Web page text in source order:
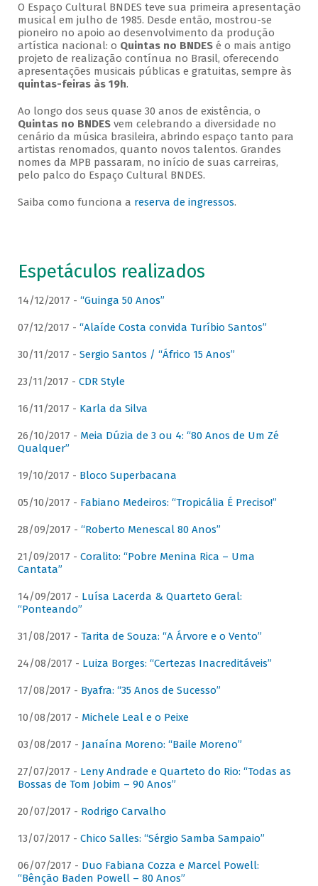
O Espaço Cultural BNDES teve sua primeira apresentação
musical em julho de 1985. Desde então, mostrou-se
pioneiro no apoio ao desenvolvimento da produção
artística nacional: o Quintas no BNDESé o mais antigo
projeto de realização contínua no Brasil, oferecendo
apresentações musicais públicas e gratuitas, sempre às
quintas-feiras às 19h.
Ao longo dos seus quase 30 anos de existência, o
Quintas no BNDESvem celebrando a diversidade no
cenário da música brasileira, abrindo espaço tanto para
artistas renomados, quanto novos talentos. Grandes
nomes da MPB passaram, no início de suas carreiras,
pelo palco do Espaço Cultural BNDES.
Saiba como funciona a reserva de ingressos.
Espetáculos realizados
14/12/2017 - “Guinga 50 Anos”
07/12/2017 - “Alaíde Costa convida Turíbio Santos”
30/11/2017 - Sergio Santos / “Áfrico 15 Anos”
23/11/2017 - CDR Style
16/11/2017 - Karla da Silva
26/10/2017 - Meia Dúzia de 3 ou 4: “80 Anos de Um Zé
Qualquer”
19/10/2017 - Bloco Superbacana
05/10/2017 - Fabiano Medeiros: “Tropicália É Preciso!”
28/09/2017 - “Roberto Menescal 80 Anos”
21/09/2017 - Coralito: “Pobre Menina Rica – Uma
Cantata”
14/09/2017 - Luísa Lacerda & Quarteto Geral:
“Ponteando”
31/08/2017 - Tarita de Souza: “A Árvore e o Vento”
24/08/2017 - Luiza Borges: “Certezas Inacreditáveis”
17/08/2017 - Byafra: “35 Anos de Sucesso”
10/08/2017 - Michele Leal e o Peixe
03/08/2017 - Janaína Moreno: “Baile Moreno”
27/07/2017 - Leny Andrade e Quarteto do Rio: “Todas as
Bossas de Tom Jobim – 90 Anos”
20/07/2017 - Rodrigo Carvalho
13/07/2017 - Chico Salles: “Sérgio Samba Sampaio”
06/07/2017 - Duo Fabiana Cozza e Marcel Powell:
“Bênção Baden Powell – 80 Anos”